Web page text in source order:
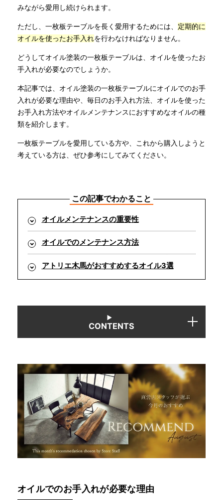
新入荷情報
納品事例
MOKUBA CHANNEL
よくあるご質問
みながら愛用し続けられます。
ただし、一枚板テーブルを長く愛用するためには、 定期的に
オイルを使ったお手入れを行わなければなりません。
どうしてオイル塗装の一枚板テーブルは、オイルを使ったお
手入れが必要なのでしょうか。
本記事では、オイル塗装の一枚板テーブルにオイルでのお手
入れが必要な理由や、毎日のお手入れ方法、オイルを使った
お手入れ方法やオイルメンテナンスにおすすめなオイルの種
類を紹介します。
一枚板テーブルを愛用している方や、これから購入しようと
考えている方は、ぜひ参考にしてみてください。
この記事でわかること
オイルメンテナンスの重要性
オイルでのメンテナンス方法
アトリエ木馬がおすすめするオイル3選
CONTENTS
オイルでのお手入れが必要な理由